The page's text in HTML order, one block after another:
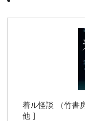
着ル怪談 （竹
他 ]